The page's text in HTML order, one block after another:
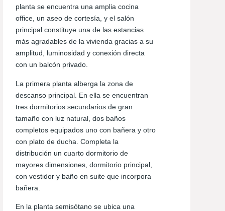
planta se encuentra una amplia cocina
office, un aseo de cortesía, y el salón
principal constituye una de las estancias
más agradables de la vivienda gracias a su
amplitud, luminosidad y conexión directa
con un balcón privado.
La primera planta alberga la zona de
descanso principal. En ella se encuentran
tres dormitorios secundarios de gran
tamaño con luz natural, dos baños
completos equipados uno con bañera y otro
con plato de ducha. Completa la
distribución un cuarto dormitorio de
mayores dimensiones, dormitorio principal,
con vestidor y baño en suite que incorpora
bañera.
En la planta semisótano se ubica una